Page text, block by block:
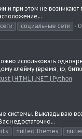
и при этом не
социальные сети
использовать
клейму (время, ip,
| HTML | .NET | Python
системы. Выкладываю
недостаточно...
nulled themes